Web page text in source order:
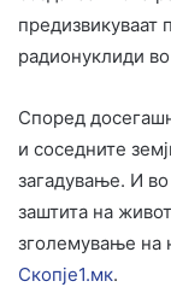
предизвикуваат
радионуклиди
Според
и соседните
загадување. И
заштита на
зголемување на
Скопје1.мк.